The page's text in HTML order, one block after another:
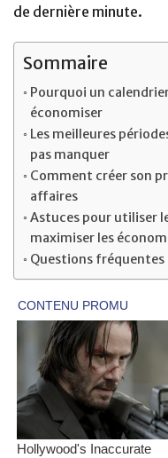
de dernière minute.
Sommaire
Pourquoi un
économiser
Les meilleures
pas manquer
Comment créer son
affaires
Astuces pour utiliser
maximiser les
Questions fréquentes